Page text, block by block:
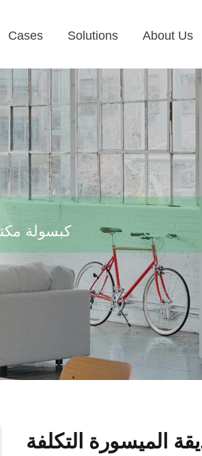
Cases Solutions About Us
كبسولة
الميسورة التكلفة